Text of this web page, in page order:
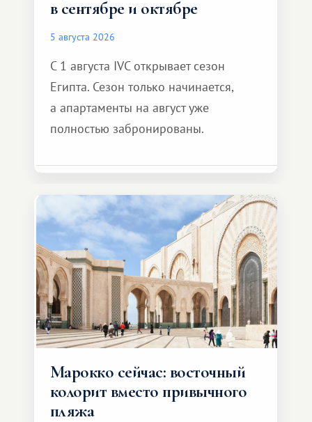
в сентябре и октябре
5 августа 2026
С 1 августа IVC открывает сезон
Египта. Сезон только начинается,
а апартаменты на август уже
полностью забронированы.
Марокко сейчас: восточный
колорит вместо привычного
пляжа